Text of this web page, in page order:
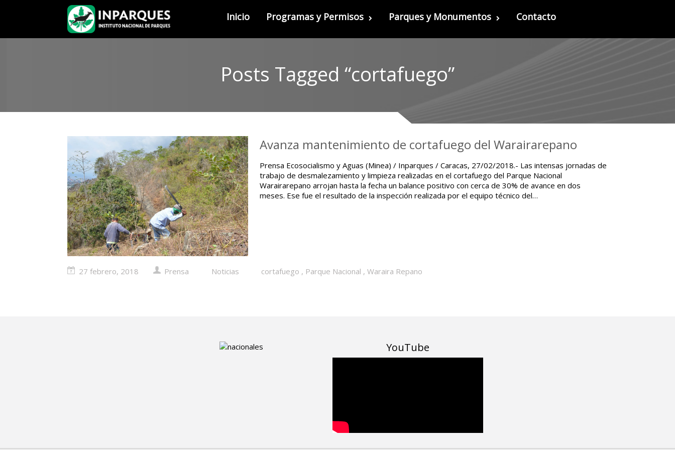
Inicio Programas y Permisos Parques y Monumentos Contacto
Posts Tagged “cortafuego”
Avanza mantenimiento de cortafuego del Warairarepano
Prensa Ecosocialismo y Aguas (Minea) / Inparques / Caracas, 27/02/2018.- Las intensas jornadas de
trabajo de desmalezamiento y limpieza realizadas en el cortafuego del Parque Nacional
Warairarepano arrojan hasta la fecha un balance positivo con cerca de 30% de avance en dos
meses. Ese fue el resultado de la inspección realizada por el equipo técnico del…
27 febrero, 2018 Prensa Noticias cortafuego , Parque Nacional ,Waraira Repano
YouTube